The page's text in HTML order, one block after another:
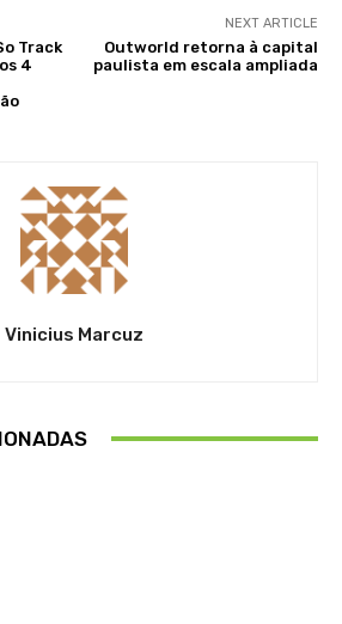
Track
4
NEXT ARTICLE
Outworld retorna à capital
paulista em escala ampliada
Vinicius Marcuz